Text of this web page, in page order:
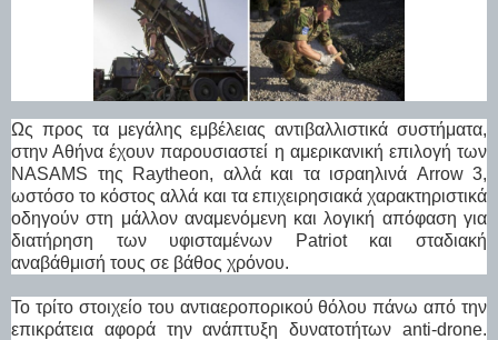
Ως προς τα μεγάλης εμβέλειας αντιβαλλιστικά συστήματα,
στην Αθήνα έχουν παρουσιαστεί η αμερικανική επιλογή των
NASAMS της Raytheon, αλλά και τα ισραηλινά Arrow 3,
ωστόσο το κόστος αλλά και τα επιχειρησιακά χαρακτηριστικά
οδηγούν στη μάλλον αναμενόμενη και λογική απόφαση για
διατήρηση των υφισταμένων Patriot και σταδιακή
αναβάθμισή τους σε βάθος χρόνου.
Το τρίτο στοιχείο του αντιαεροπορικού θόλου πάνω από την
επικράτεια αφορά την ανάπτυξη δυνατοτήτων anti-drone.